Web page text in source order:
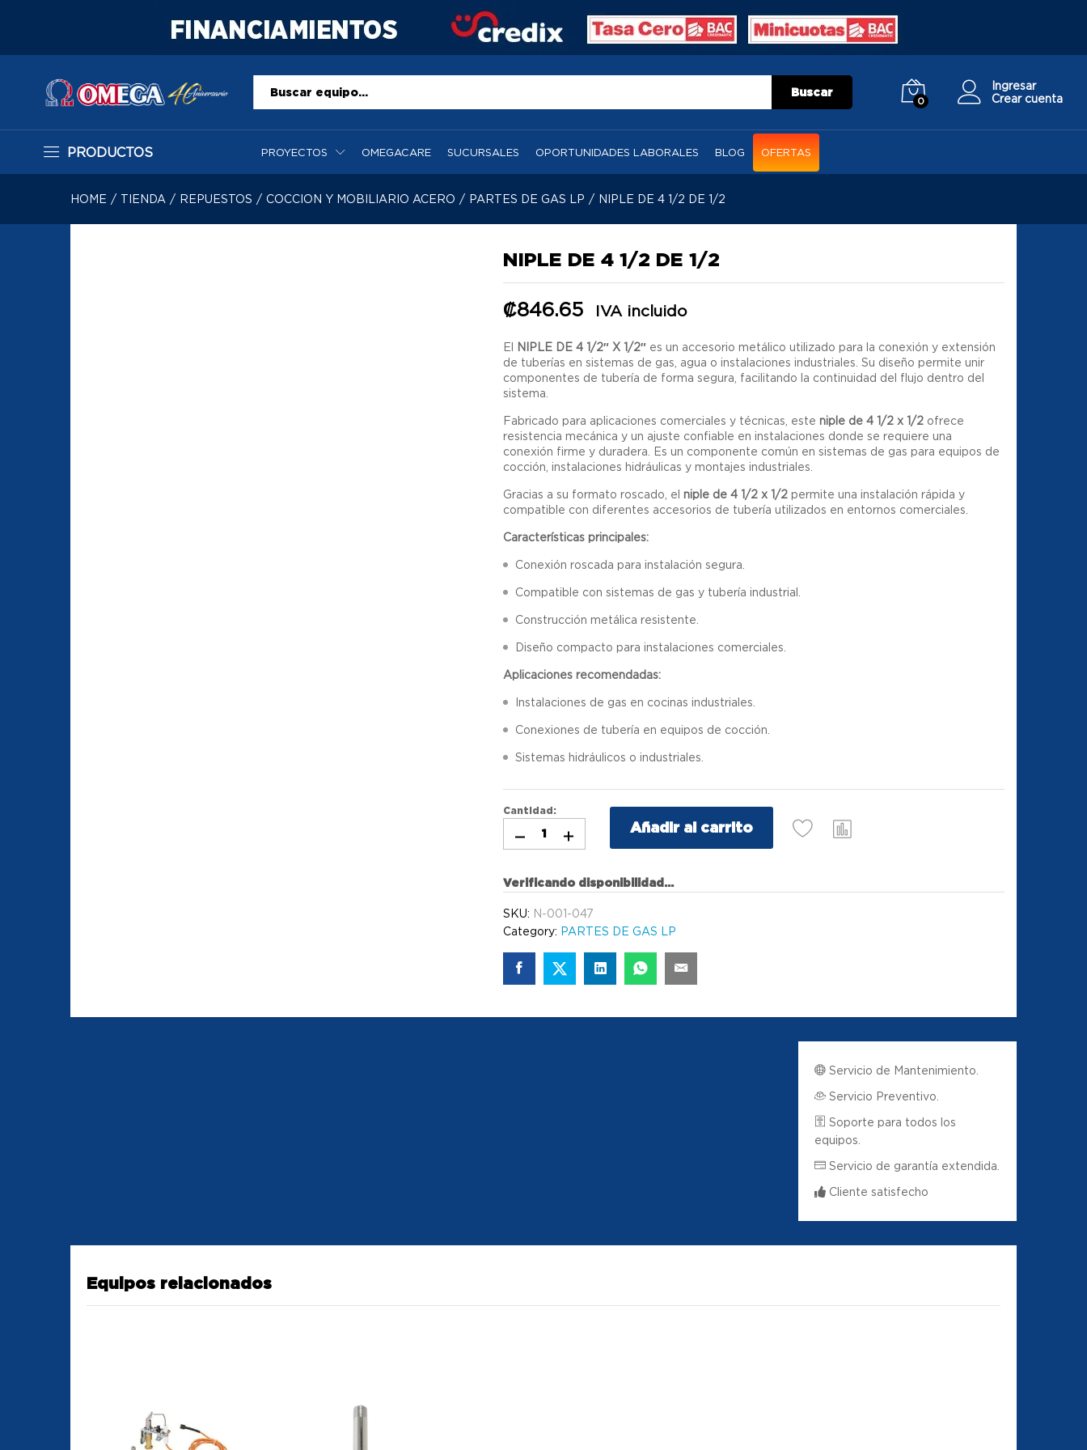
Todo Buscar
0
Ingresar
Crear cuenta
PRODUCTOS PROYECTOS OMEGACARE SUCURSALES OPORTUNIDADES LABORALES BLOG OFERTAS
HOME / TIENDA / REPUESTOS / COCCION Y MOBILIARIO ACERO / PARTES DE GAS LP / NIPLE DE 4 1/2 DE 1/2
NIPLE DE 4 1/2 DE 1/2
₡846.65 IVA incluido
El NIPLE DE 4 1/2″ X 1/2″ es un accesorio metálico utilizado para la conexión y extensión
de tuberías en sistemas de gas, agua o instalaciones industriales. Su diseño permite unir
componentes de tubería de forma segura, facilitando la continuidad del flujo dentro del
sistema.
Fabricado para aplicaciones comerciales y técnicas, este niple de 4 1/2 x 1/2 ofrece
resistencia mecánica y un ajuste confiable en instalaciones donde se requiere una
conexión firme y duradera. Es un componente común en sistemas de gas para equipos de
cocción, instalaciones hidráulicas y montajes industriales.
Gracias a su formato roscado, el niple de 4 1/2 x 1/2 permite una instalación rápida y
compatible con diferentes accesorios de tubería utilizados en entornos comerciales.
Características principales:
Conexión roscada para instalación segura.
Compatible con sistemas de gas y tubería industrial.
Construcción metálica resistente.
Diseño compacto para instalaciones comerciales.
Aplicaciones recomendadas:
Instalaciones de gas en cocinas industriales.
Conexiones de tubería en equipos de cocción.
Sistemas hidráulicos o industriales.
Cantidad:
Añadir al carrito
Verificando disponibilidad...
SKU: N-001-047
Category: PARTES DE GAS LP
Servicio de Mantenimiento.
Servicio Preventivo.
Soporte para todos los
equipos.
Servicio de garantía extendida.
Cliente satisfecho
Equipos relacionados